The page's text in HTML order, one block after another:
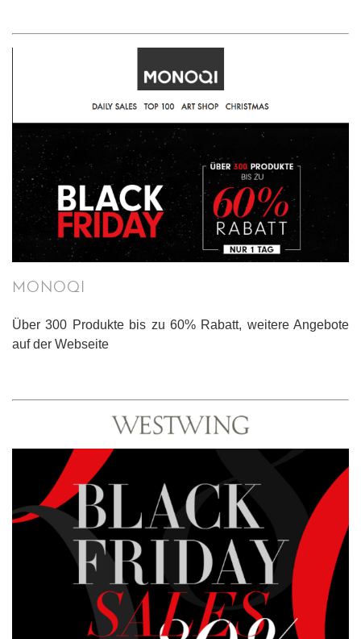
MONOQI
Über 300 Produkte bis zu 60% Rabatt, weitere Angebote
auf der Webseite